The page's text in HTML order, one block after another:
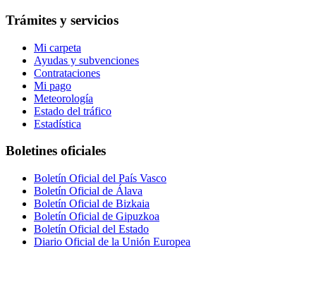
Trámites y servicios
Mi carpeta
Ayudas y subvenciones
Contrataciones
Mi pago
Meteorología
Estado del tráfico
Estadística
Boletines oficiales
Boletín Oficial del País Vasco
Boletín Oficial de Álava
Boletín Oficial de Bizkaia
Boletín Oficial de Gipuzkoa
Boletín Oficial del Estado
Diario Oficial de la Unión Europea